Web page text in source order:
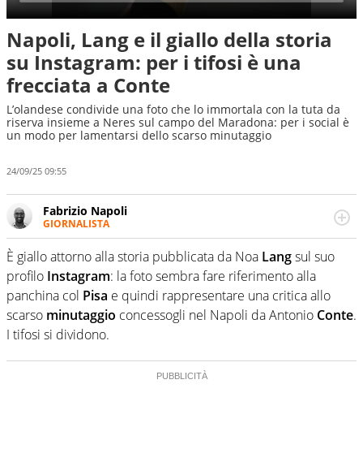
Napoli, Lang e il giallo della storia
su Instagram: per i tifosi è una
frecciata a Conte
L’olandese condivide una foto che lo immortala con la tuta da
riserva insieme a Neres sul campo del Maradona: per i social è
un modo per lamentarsi dello scarso minutaggio
24/09/25 09:55
Fabrizio Napoli
GIORNALISTA
Giornalista professionista, per Virgilio Sport segue anche
il calcio ma è con la pallanuoto che esalta competenze e
passioni. Cura la comunicazione di HaBaWaBa, il più
grande festival di waterpolo per bambini al mondo
È giallo attorno alla storia pubblicata da Noa Langsul suo
profilo Instagram: la foto sembra fare riferimento alla
panchina col Pisa e quindi rappresentare una critica allo
scarso minutaggio concessogli nel Napoli da Antonio Conte.
I tifosi si dividono.